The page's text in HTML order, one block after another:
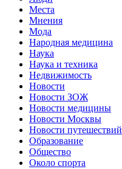
Места
Мнения
Мода
Народная медицина
Наука
Наука и техника
Недвижимость
Новости
Новости ЗОЖ
Новости медицины
Новости Москвы
Новости путешествий
Образование
Общество
Около спорта